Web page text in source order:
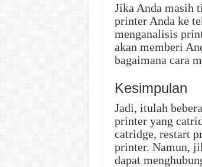
Jika Anda masih
printer Anda ke
menganalisis
akan memberi
bagaimana cara
Kesimpulan
Jadi, itulah
printer yang
catridge, restart
printer. Namun,
dapat